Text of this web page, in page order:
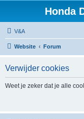
Honda
V&A
Website Forum
Verwijder cookies
Weet je zeker dat je alle